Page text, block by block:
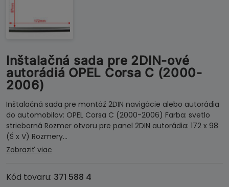
Inštalačná sada pre 2DIN-ové
autorádiá OPEL Corsa C (2000-
2006)
Inštalačná sada pre montáž 2DIN navigácie alebo autorádia
do automobilov: OPEL Corsa C (2000-2006) Farba: svetlo
strieborná Rozmer otvoru pre panel 2DIN autorádia: 172 x 98
(Š x V) Rozmery…
Zobraziť viac
Kód tovaru: 371 588 4